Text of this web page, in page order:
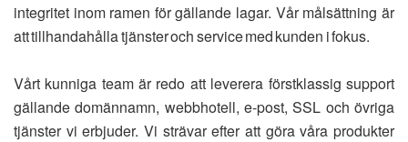
integritet inom ramen för gällande lagar. Vår målsättning är
att tillhandahålla tjänster och service med kunden i fokus.
Vårt kunniga team är redo att leverera förstklassig support
gällande domännamn, webbhotell, e-post, SSL och övriga
tjänster vi erbjuder. Vi strävar efter att göra våra produkter